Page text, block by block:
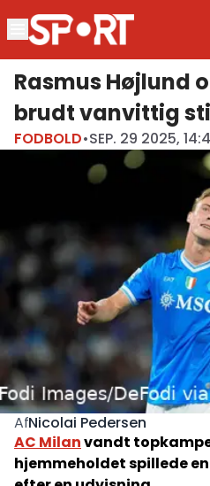
Rasmus Højlund
brudt vanvittig
FODBOLD•SEP. 29 2025,
AfNicolai Pedersen
AC Milanvandt
hjemmeholdet spillede